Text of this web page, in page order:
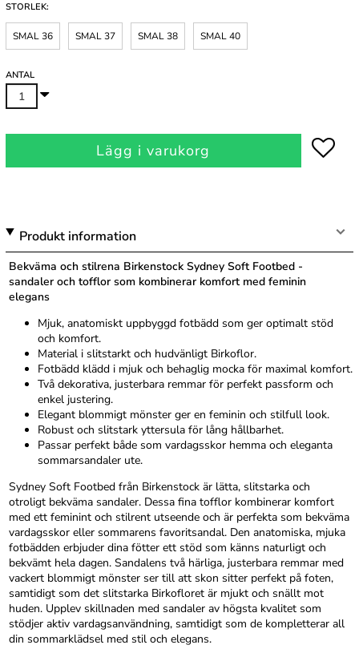
STORLEK:
SMAL 36 SMAL 37 SMAL 38 SMAL 40
ANTAL
Lägg i varukorg
Produkt information
Bekväma och stilrena Birkenstock Sydney Soft Footbed -
sandaler och tofflor som kombinerar komfort med feminin
elegans
Mjuk, anatomiskt uppbyggd fotbädd som ger optimalt stöd
och komfort.
Material i slitstarkt och hudvänligt Birkoflor.
Fotbädd klädd i mjuk och behaglig mocka för maximal komfort.
Två dekorativa, justerbara remmar för perfekt passform och
enkel justering.
Elegant blommigt mönster ger en feminin och stilfull look.
Robust och slitstark yttersula för lång hållbarhet.
Passar perfekt både som vardagsskor hemma och eleganta
sommarsandaler ute.
Sydney Soft Footbed från Birkenstock är lätta, slitstarka och
otroligt bekväma sandaler. Dessa fina tofflor kombinerar komfort
med ett feminint och stilrent utseende och är perfekta som bekväma
vardagsskor eller sommarens favoritsandal. Den anatomiska, mjuka
fotbädden erbjuder dina fötter ett stöd som känns naturligt och
bekvämt hela dagen. Sandalens två härliga, justerbara remmar med
vackert blommigt mönster ser till att skon sitter perfekt på foten,
samtidigt som det slitstarka Birkofloret är mjukt och snällt mot
huden. Upplev skillnaden med sandaler av högsta kvalitet som
stödjer aktiv vardagsanvändning, samtidigt som de kompletterar all
din sommarklädsel med stil och elegans.